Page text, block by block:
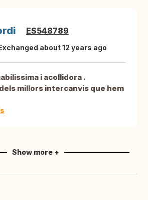
ES548789
about 12 years ago
i acollidora .
dels millors intercanvis que hem
Show more +